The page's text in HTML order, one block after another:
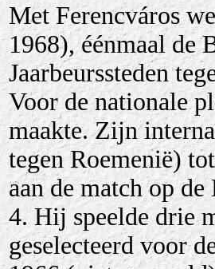
Met Ferencváros
1968), éénmaal de
Jaarbeurssteden
Voor de nationale
maakte. Zijn
tegen Roemenië)
aan de match op
4. Hij speelde drie
geselecteerd voor